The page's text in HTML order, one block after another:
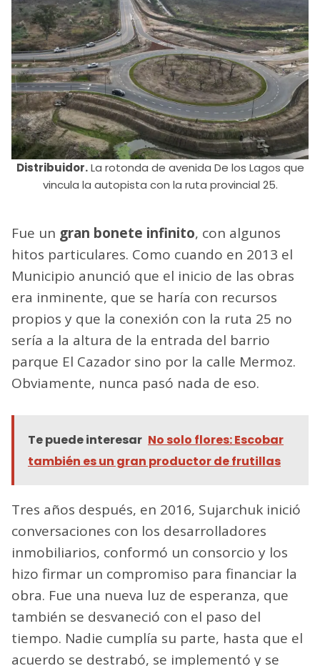
Distribuidor.La rotonda de avenida De los Lagos que
vincula la autopista con la ruta provincial 25.
Fue un gran bonete infinito, con algunos
hitos particulares. Como cuando en 2013 el
Municipio anunció que el inicio de las obras
era inminente, que se haría con recursos
propios y que la conexión con la ruta 25 no
sería a la altura de la entrada del barrio
parque El Cazador sino por la calle Mermoz.
Obviamente, nunca pasó nada de eso.
Te puede interesar No solo flores: Escobar
también es un gran productor de frutillas
Tres años después, en 2016, Sujarchuk inició
conversaciones con los desarrolladores
inmobiliarios, conformó un consorcio y los
hizo firmar un compromiso para financiar la
obra. Fue una nueva luz de esperanza, que
también se desvaneció con el paso del
tiempo. Nadie cumplía su parte, hasta que el
acuerdo se destrabó, se implementó y se